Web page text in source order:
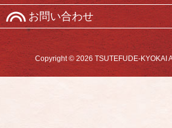
お問い合わせ
Copyright © 2026 TSUTEFUDE-KYOKAI